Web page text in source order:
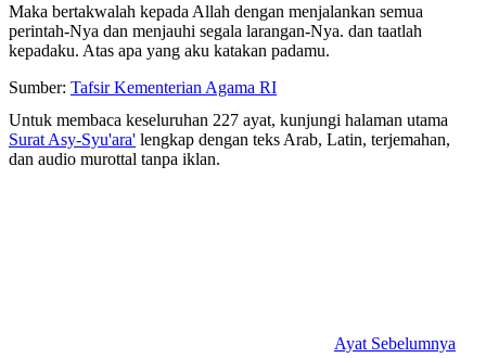
Maka bertakwalah kepada Allah dengan menjalankan semua
perintah-Nya dan menjauhi segala larangan-Nya. dan taatlah
kepadaku. Atas apa yang aku katakan padamu.
Sumber: Tafsir Kementerian Agama RI
Untuk membaca keseluruhan 227 ayat, kunjungi halaman utama
Surat Asy-Syu'ara' lengkap dengan teks Arab, Latin, terjemahan,
dan audio murottal tanpa iklan.
Ayat Sebelumnya